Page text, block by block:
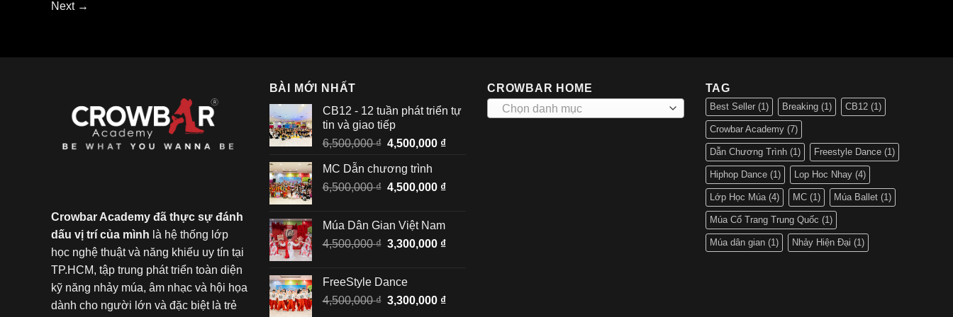
Next →
Crowbar Academy đã thực sự đánh
dấu vị trí của mình là hệ thống lớp
học nghệ thuật và năng khiếu uy tín tại
TP.HCM, tập trung phát triển toàn diện
kỹ năng nhảy múa, âm nhạc và hội họa
dành cho người lớn và đặc biệt là trẻ
BÀI MỚI NHẤT
CB12 - 12 tuần phát triển tự
tin và giao tiếp
6,500,000₫ Giá
là:
6,500,000 ₫.
4,500,000 ₫Giá
là:
MC Dẫn chương trình
6,500,000₫ Giá
6,500,000 ₫.
4,500,000 ₫Giá
4,500,000 ₫.
Múa Dân Gian Việt Nam
4,500,000₫ Giá
4,500,000 ₫.
3,300,000 ₫Giá
3,300,000 ₫.
FreeStyle Dance
4,500,000₫ Giá
3,300,000 ₫Giá
CROWBAR HOME
Chọn danh mục
TAG
Best Seller(1) Breaking(1) CB12(1)
Crowbar Academy(7)
Dẫn Chương Trình(1) Freestyle Dance(1)
Hiphop Dance(1) Lop Hoc Nhay(4)
Lớp Học Múa(4) MC(1) Múa Ballet(1)
Múa Cổ Trang Trung Quốc (1)
Múa dân gian(1) Nhảy Hiện Đại (1)